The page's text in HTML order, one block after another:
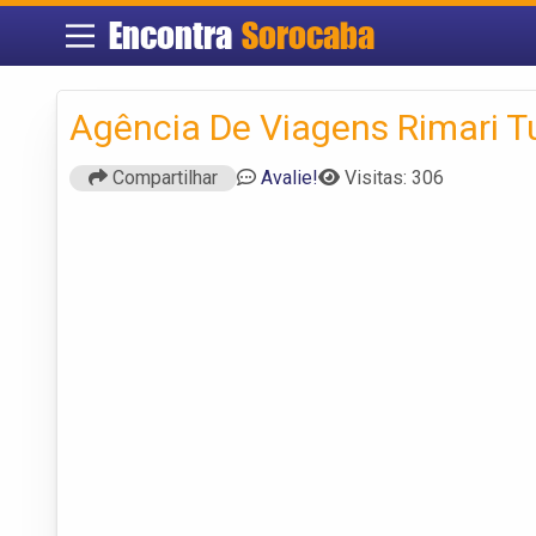
Encontra Sorocaba
Agência De Viagens Rimari
Compartilhar Avalie! Visitas: 306